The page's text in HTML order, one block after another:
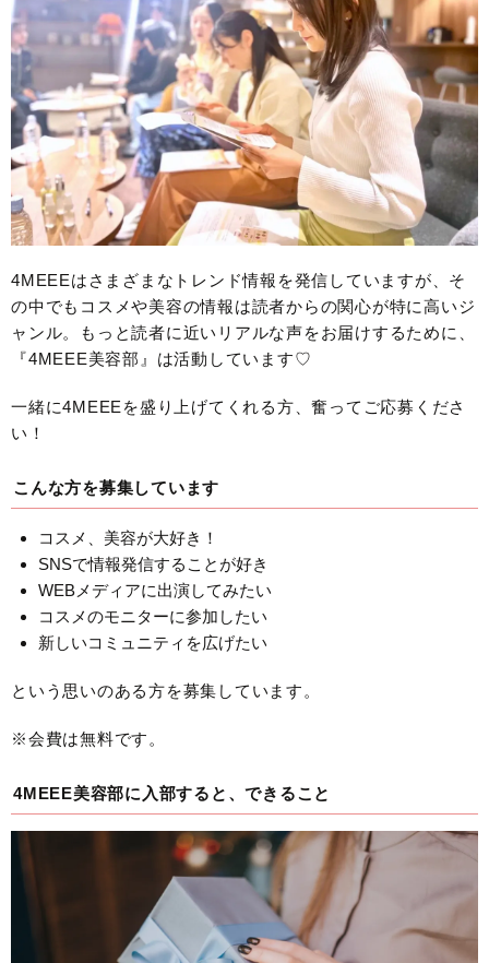
4MEEEはさまざまなトレンド情報を発信していますが、そ
の中でもコスメや美容の情報は読者からの関心が特に高いジ
ャンル。もっと読者に近いリアルな声をお届けするために、
『4MEEE美容部』は活動しています♡
一緒に4MEEEを盛り上げてくれる方、奮ってご応募くださ
い！
こんな方を募集しています
コスメ、美容が大好き！
SNSで情報発信することが好き
WEBメディアに出演してみたい
コスメのモニターに参加したい
新しいコミュニティを広げたい
という思いのある方を募集しています。
※会費は無料です。
4MEEE美容部に入部すると、できること